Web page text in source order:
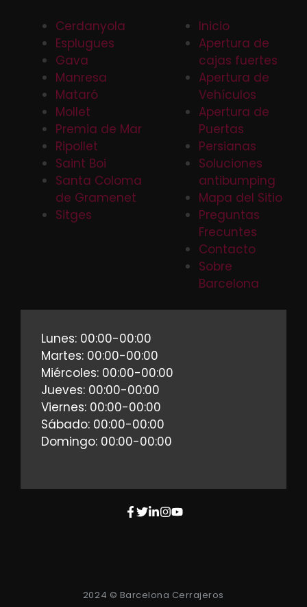
Cerdanyola
Esplugues
Gava
Manresa
Mataró
Mollet
Premia de Mar
Ripollet
Saint Boi
Santa Coloma
de Gramenet
Sitges
Inicio
Apertura de
cajas fuertes
Apertura de
Vehículos
Apertura de
Puertas
Persianas
Soluciones
antibumping
Mapa del Sitio
Preguntas
Frecuntes
Contacto
Sobre
Barcelona
Lunes: 00:00-00:00
Martes: 00:00-00:00
Miércoles: 00:00-00:00
Jueves: 00:00-00:00
Viernes: 00:00-00:00
Sábado: 00:00-00:00
Domingo: 00:00-00:00
2024 © Barcelona Cerrajeros